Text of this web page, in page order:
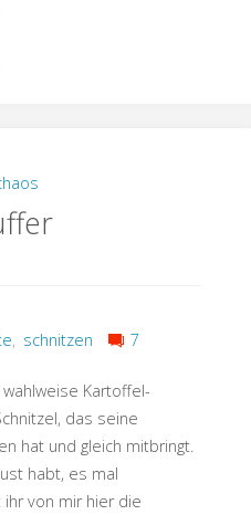
, schnitzen 7
Kartoffel-
das seine
hat und gleich mitbringt.
habt, es mal
von mir hier die